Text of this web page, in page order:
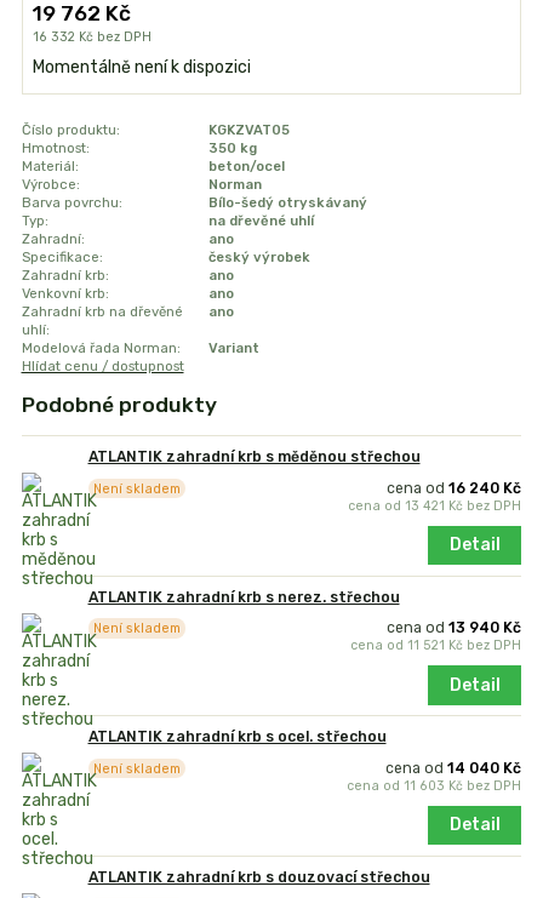
19 762 Kč
16 332 Kč bez DPH
Momentálně není k dispozici
Číslo produktu:
KGKZVAT05
Hmotnost:
350 kg
Materiál:
beton/ocel
Výrobce:
Norman
Barva povrchu:
Bílo-šedý otryskávaný
Typ:
na dřevěné uhlí
Zahradní:
ano
Specifikace:
český výrobek
Zahradní krb:
ano
Venkovní krb:
ano
Zahradní krb na dřevěné
uhlí:
ano
Modelová řada Norman:
Variant
Hlídat cenu / dostupnost
Podobné produkty
ATLANTIK zahradní krb s měděnou střechou
cena od16 240 Kč
cena od13 421 Kč bez DPH
Není skladem
Detail
ATLANTIK zahradní krb s nerez. střechou
cena od13 940 Kč
cena od11 521 Kč bez DPH
Není skladem
Detail
ATLANTIK zahradní krb s ocel. střechou
cena od14 040 Kč
cena od11 603 Kč bez DPH
Není skladem
Detail
ATLANTIK zahradní krb s douzovací střechou